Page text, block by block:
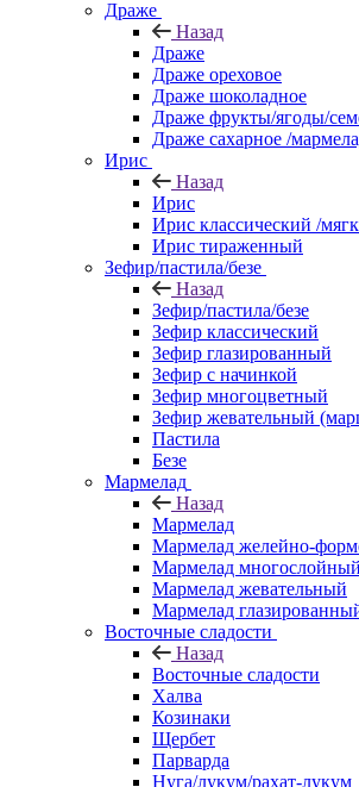
Драже
Назад
Драже
Драже ореховое
Драже шоколадное
Драже фрукты/ягоды/
Драже сахарное /
Ирис
Назад
Ирис
Ирис классический /
Ирис тираженный
Зефир/пастила/безе
Назад
Зефир/пастила/безе
Зефир классический
Зефир глазированный
Зефир с начинкой
Зефир многоцветный
Зефир жевательный
Пастила
Безе
Мармелад
Назад
Мармелад
Мармелад желейно-
Мармелад многослойный
Мармелад жевательный
Мармелад
Восточные сладости
Назад
Восточные сладости
Халва
Козинаки
Щербет
Парварда
Нуга/лукум/рахат-лукум